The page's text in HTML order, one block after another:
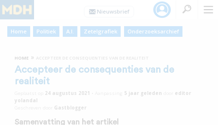
Home Politiek A.I. Zetelgrafiek Onderzoeksarchief
HOME »
Accepteer de consequenties van de
realiteit
24 augustus 2021 5 jaar geleden
editor
yolandal
Gastblogger
Samenvatting van het artikel